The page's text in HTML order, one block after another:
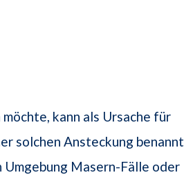
kann als Ursache für
solchen Ansteckung benannt
Masern-Fälle oder